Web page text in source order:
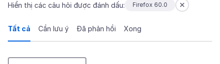
Hiển thị các câu hỏi được đánh dấu: Firefox 60.0
Tất cả Cần lưu ý Đã phản hồi Xong